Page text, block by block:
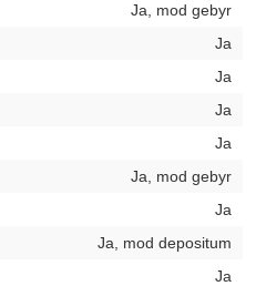
Ja, mod gebyr
Ja
Ja
Ja
Ja
Ja, mod gebyr
Ja
Ja, mod depositum
Ja